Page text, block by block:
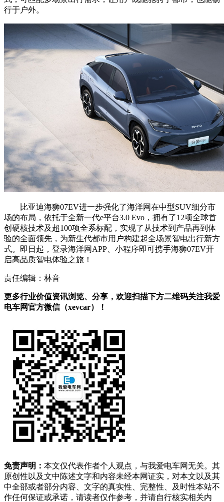
行于户外。
比亚迪海狮07EV进一步强化了海洋网在中型SUV细分市
场的布局，依托于全新一代e平台3.0 Evo，拥有了12项全球首
创硬核技术及超100项全系标配，实现了从技术到产品再到体
验的全面领先，为新生代都市用户构建起全场景智电出行新方
式。即日起，登录海洋网APP、小程序即可携手海狮07EV开
启高品质智电体验之旅！
责任编辑：林音
更多行业价值资讯浏览、分享，欢迎扫描下方二维码关注我爱
电车网官方微信（xevcar）！
免责声明： 本文仅代表作者个人观点，与我爱电车网无关。其
原创性以及文中陈述文字和内容未经本网证实，对本文以及其
中全部或者部分内容、文字的真实性、完整性、及时性本站不
作任何保证或承诺，请读者仅作参考，并请自行核实相关内